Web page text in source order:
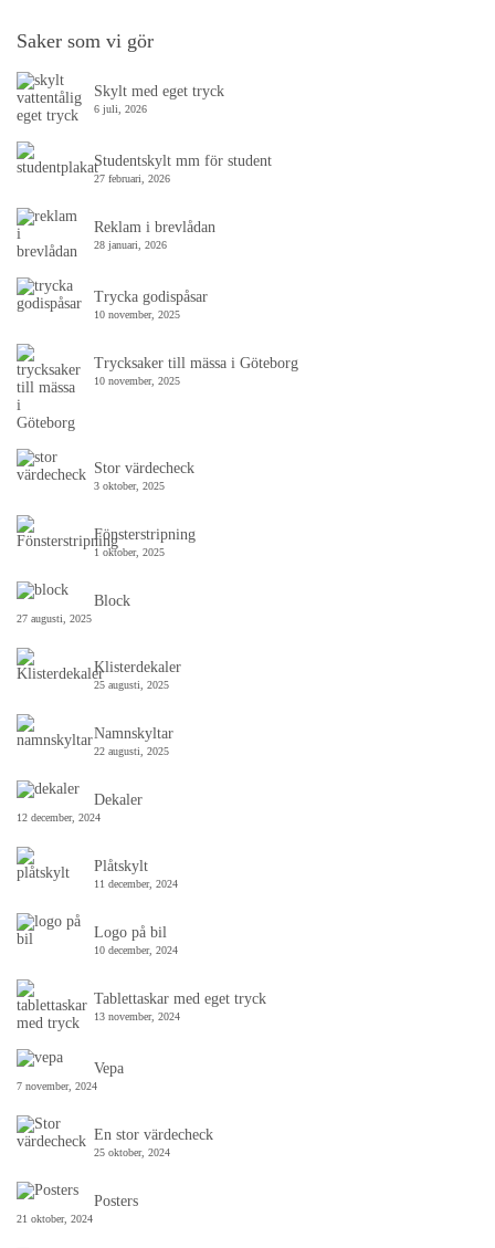
Saker som vi gör
Skylt med eget tryck
6 juli, 2026
Studentskylt mm för student
27 februari, 2026
Reklam i brevlådan
28 januari, 2026
Trycka godispåsar
10 november, 2025
Trycksaker till mässa i Göteborg
10 november, 2025
Stor värdecheck
3 oktober, 2025
Fönsterstripning
1 oktober, 2025
Block
27 augusti, 2025
Klisterdekaler
25 augusti, 2025
Namnskyltar
22 augusti, 2025
Dekaler
12 december, 2024
Plåtskylt
11 december, 2024
Logo på bil
10 december, 2024
Tablettaskar med eget tryck
13 november, 2024
Vepa
7 november, 2024
En stor värdecheck
25 oktober, 2024
Posters
21 oktober, 2024